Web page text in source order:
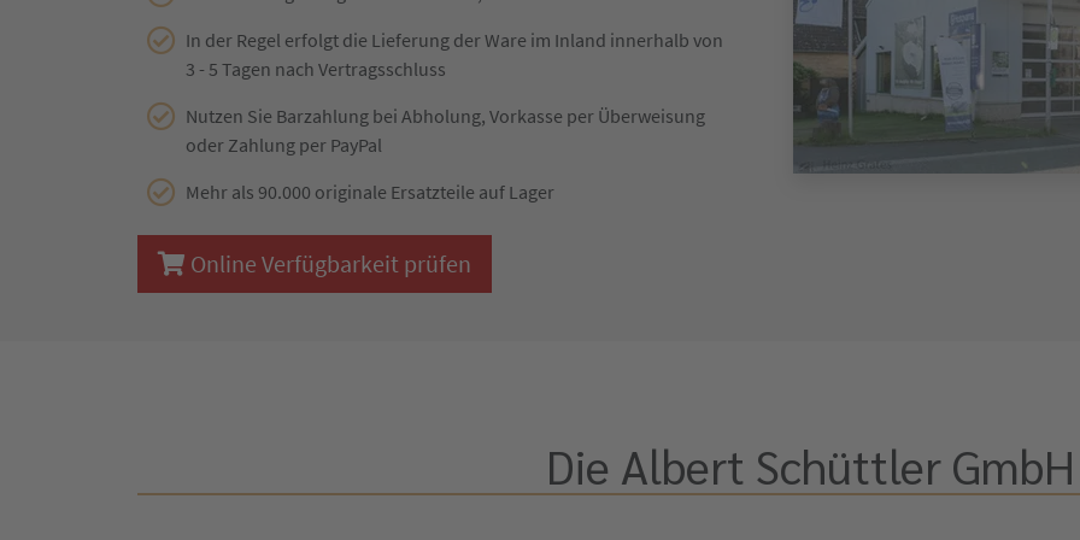
In der Regel erfolgt die Lieferung der Ware im Inland innerhalb von
3 - 5 Tagen nach Vertragsschluss
Nutzen Sie Barzahlung bei Abholung, Vorkasse per Überweisung
oder Zahlung per PayPal
Mehr als 90.000 originale Ersatzteile auf Lager
Online Verfügbarkeit prüfen
Die Albert Schüttler GmbH